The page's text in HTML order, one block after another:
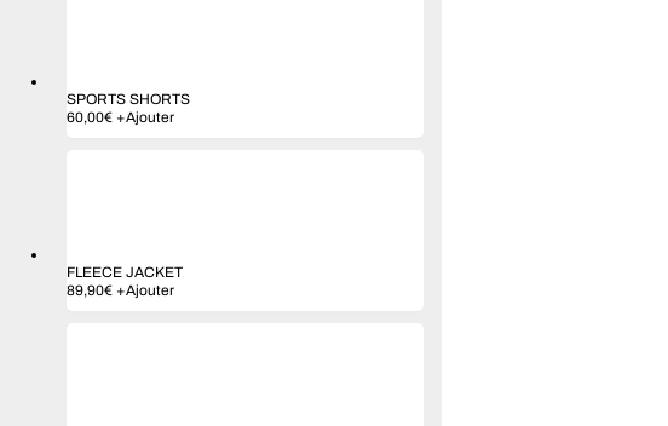
SPORTS SHORTS
60,00€ +Ajouter
FLEECE JACKET
89,90€ +AjouterCe